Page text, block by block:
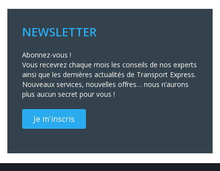
NEWSLETTER
Abonnez-vous !
Vous recevrez chaque mois les conseils de nos experts
ainsi que les dernières actualités de Transport Express.
Nouveaux services, nouvelles offres… nous n’aurons
plus aucun secret pour vous !
Je m'inscris